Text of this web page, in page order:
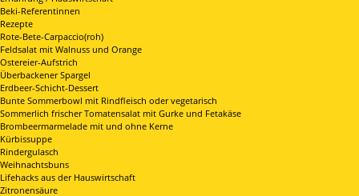
Beki-Referentinnen
Rezepte
Rote-Bete-Carpaccio(roh)
Feldsalat mit Walnuss und Orange
Ostereier-Aufstrich
Überbackener Spargel
Erdbeer-Schicht-Dessert
Bunte Sommerbowl mit Rindfleisch oder vegetarisch
Sommerlich frischer Tomatensalat mit Gurke und Fetakäse
Brombeermarmelade mit und ohne Kerne
Kürbissuppe
Rindergulasch
Weihnachtsbuns
Lifehacks aus der Hauswirtschaft
Zitronensäure